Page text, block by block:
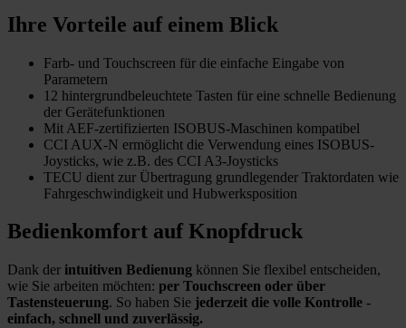
Ihre Vorteile auf einem Blick
Farb- und Touchscreen für die einfache Eingabe von
Parametern
12 hintergrundbeleuchtete Tasten für eine schnelle Bedienung
der Gerätefunktionen
Mit AEF-zertifizierten ISOBUS-Maschinen kompatibel
CCI AUX-N ermöglicht die Verwendung eines ISOBUS-
Joysticks, wie z.B. des CCI A3-Joysticks
TECU dient zur Übertragung grundlegender Traktordaten wie
Fahrgeschwindigkeit und Hubwerksposition
Bedienkomfort auf Knopfdruck
Dank der intuitiven Bedienung können Sie flexibel entscheiden,
wie Sie arbeiten möchten: per Touchscreen oder über
Tastensteuerung. So haben Sie jederzeit die volle Kontrolle -
einfach, schnell und zuverlässig.